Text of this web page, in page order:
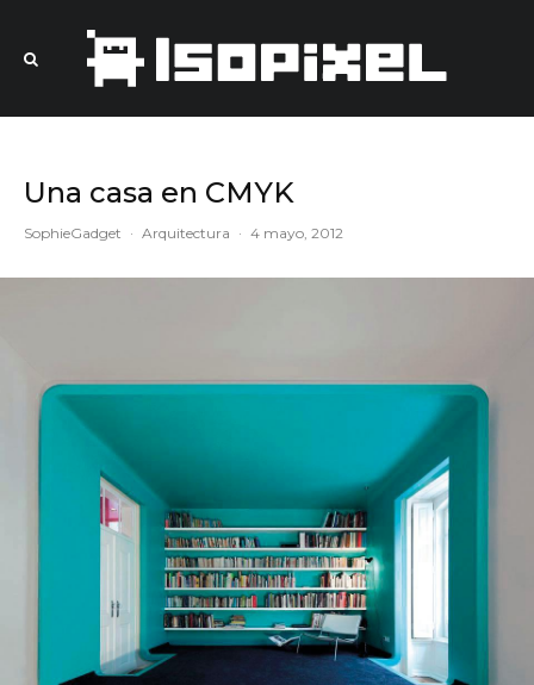
Una casa en CMYK
SophieGadget · Arquitectura · 4 mayo, 2012